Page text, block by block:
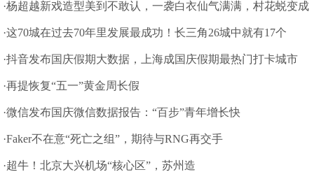
·杨超越新戏造型美到不敢认，一袭白衣仙气满满，村花蜕变成
仙女
·这70城在过去70年里发展最成功！长三角26城中就有17个
·抖音发布国庆假期大数据，上海成国庆假期最热门打卡城市
·再提恢复“五一”黄金周长假
·微信发布国庆微信数据报告：“百步”青年增长快
·Faker不在意“死亡之组”，期待与RNG再交手
·超牛！北京大兴机场“核心区”，苏州造